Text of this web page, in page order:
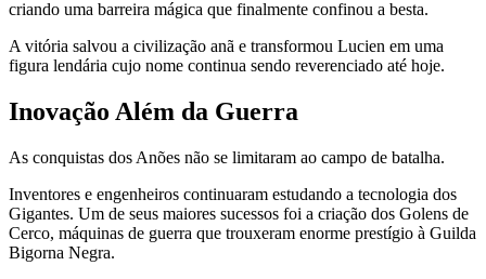
criando uma barreira mágica que finalmente confinou a besta.
A vitória salvou a civilização anã e transformou Lucien em uma
figura lendária cujo nome continua sendo reverenciado até hoje.
Inovação Além da Guerra
As conquistas dos Anões não se limitaram ao campo de batalha.
Inventores e engenheiros continuaram estudando a tecnologia dos
Gigantes. Um de seus maiores sucessos foi a criação dos Golens de
Cerco, máquinas de guerra que trouxeram enorme prestígio à Guilda
Bigorna Negra.